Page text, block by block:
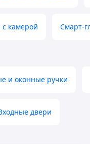
камерой Смарт-
и оконные ручки
двери